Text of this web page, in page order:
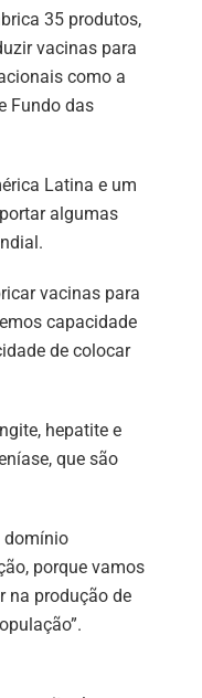
35 produtos,
vacinas para
como a
Fundo das
Latina e um
algumas
vacinas para
capacidade
de colocar
hepatite e
que são
domínio
porque vamos
na produção de